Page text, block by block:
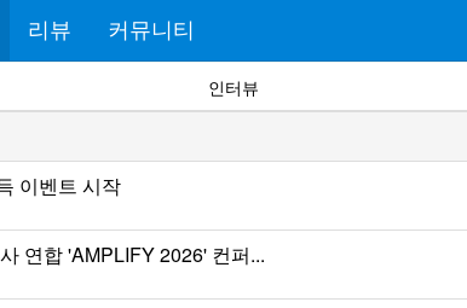
리뷰 커뮤니티
인터뷰
이벤트 시작
연합 'AMPLIFY 2026' 컨퍼...